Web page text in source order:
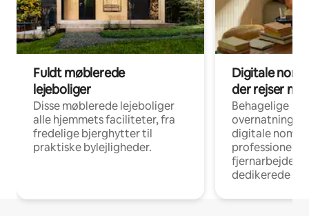
Fuldt møblerede
lejeboliger
Disse møblerede lejeboliger
alle hjemmets faciliteter, fra
fredelige bjerghytter til
praktiske bylejligheder.
Digitale
der rejser
Behagelige
digitale
professionelle
fjernarbejde,
dedikerede